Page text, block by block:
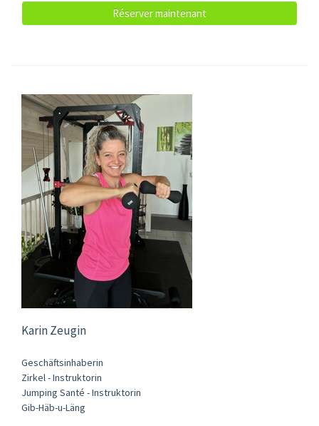
Réserver maintenant
Karin Zeugin
Geschäftsinhaberin
Zirkel - Instruktorin
Jumping Santé - Instruktorin
Gib-Häb-u-Läng